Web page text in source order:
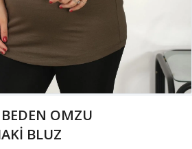
OMZU
BLUZ